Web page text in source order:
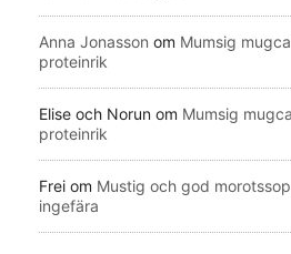
Anna Jonasson om Mumsig
proteinrik
Elise och Norun om Mumsig
proteinrik
Frei om Mustig och god
ingefära